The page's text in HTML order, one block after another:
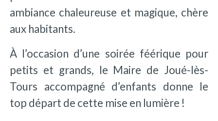
ambiance chaleureuse et magique, chère
aux habitants.
À l’occasion d’une soirée féérique pour
petits et grands, le Maire de Joué-lès-
Tours accompagné d’enfants donne le
top départ de cette mise en lumière !